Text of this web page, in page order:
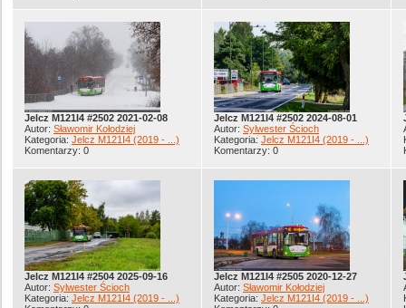
Jelcz M121I4 #2502 2021-02-08
Autor: Sławomir Kołodziej
Kategoria: Jelcz M121I4 (2019 - ...)
Komentarzy: 0
Jelcz M121I4 #2502 2024-08-01
Autor: Sylwester Ścioch
Kategoria: Jelcz M121I4 (2019 - ...)
Komentarzy: 0
Jelcz M121I4 #2504 2025-09-16
Autor: Sylwester Ścioch
Kategoria: Jelcz M121I4 (2019 - ...)
Jelcz M121I4 #2505 2020-12-27
Autor: Sławomir Kołodziej
Kategoria: Jelcz M121I4 (2019 - ...)